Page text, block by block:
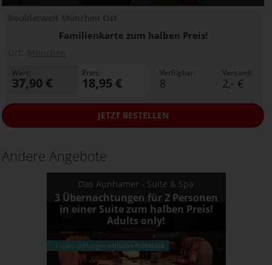
Familienkarte zum halben Preis!
Wert:
37,90 €
Preis:
18,95 €
Verfügbar:
8
Versand:
2,- €
JETZTBESTELLEN
Andere Angebote
Das Aunhamer - Suite & Spa
3 Übernachtungen für 2 Personen
in einer Suite zum halben Preis!
Adults only!